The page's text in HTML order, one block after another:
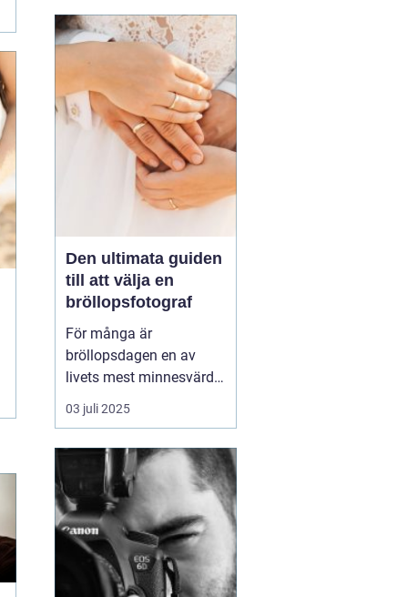
omgivningar, finns det
flera fotografer som
arbetar med att föreviga
Den ultimata guiden
till att välja en
bröllopsfotograf
För många är
bröllopsdagen en av
livets mest minnesvärda
dagar, en dag fylld av
kärlek, glädje och
dessa ögonblick genom
fotografier är därför av
stor betydelse. Men h...
03 juli 2025